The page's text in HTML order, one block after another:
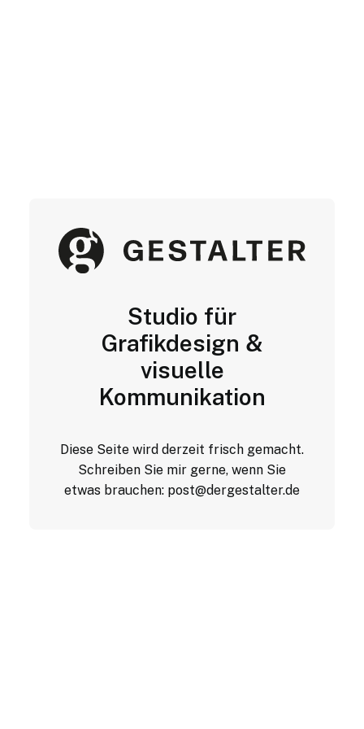
Studio für
Grafikdesign &
visuelle
Kommunikation
Diese Seite wird derzeit frisch gemacht.
Schreiben Sie mir gerne, wenn Sie
etwas brauchen: post@dergestalter.de